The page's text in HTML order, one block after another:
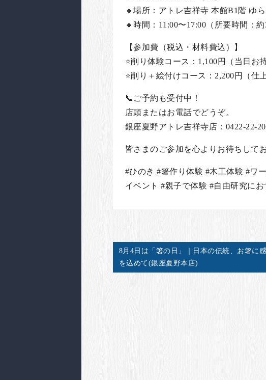
🔸場所：アトレ吉祥寺 本館B1階 ゆ
🔸時間：11:00〜17:00（所要時間：
【参加費（税込・材料費込）】
⭐️削り体験コース：1,100円（当日お
⭐️削り＋絵付けコース：2,200円（仕
📞ご予約も受付中！
店頭またはお電話でどうぞ。
銀座夏野アトレ吉祥寺店：0422-22-
皆さまのご参加を心よりお待ちして
#ひのき #箸作り体験 #木工体験 #ワ
イベント #親子で体験 #自由研究に
8月4日は「箸の日」｜日本の伝統、お箸に
を込めて(銀座夏野本店)